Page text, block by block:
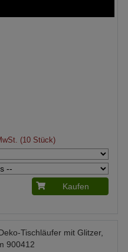
(10 Stück)
Kaufen
Tischläufer mit Glitzer,
900412